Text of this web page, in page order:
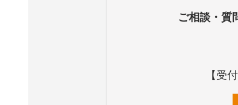
ご相談・質
【受